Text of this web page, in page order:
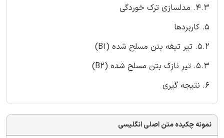
4.3. مدلسازی ترک خوردگی
5. کاربردها
5.2. تیر تیغه بتن مسلح شده (B1)
5.3. تیر نازک بتن مسلح شده (B2)
6. نتیجه گیری
نمونه چکیده متن اصلی انگلیسی